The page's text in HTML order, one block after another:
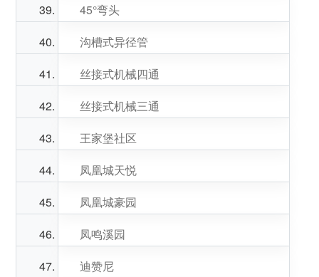
45°弯头
沟槽式异径管
丝接式机械四通
丝接式机械三通
王家堡社区
凤凰城天悦
凤凰城豪园
凤鸣溪园
迪赞尼